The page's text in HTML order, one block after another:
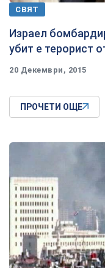
СВЯТ
Израел
убит е терорист
20 Декември, 2015
ПРОЧЕТИ ОЩЕ